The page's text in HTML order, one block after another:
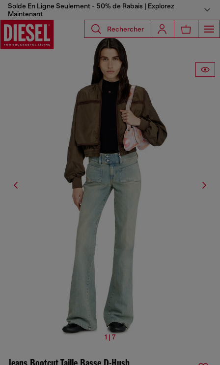
Solde En Ligne Seulement - 50% de Rabais | Explorez
Maintenant
Rechercher
1 | 7